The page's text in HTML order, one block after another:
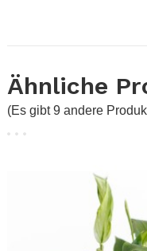
Ähnliche
(Es gibt 9 andere